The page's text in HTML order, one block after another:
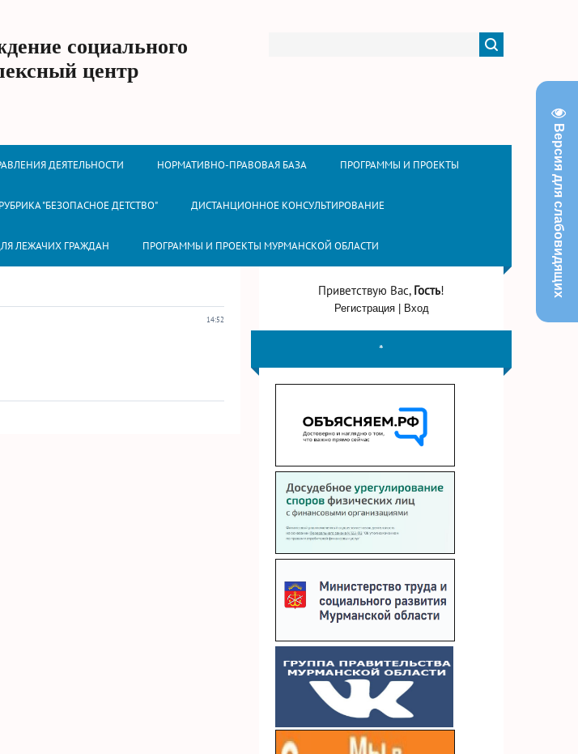
Версия для слабовидящих
социального
центр
ДЕЯТЕЛЬНОСТИ НОРМАТИВНО-ПРАВОВАЯ БАЗА ПРОГРАММЫ И ПРОЕКТЫ
РУБРИКА "БЕЗОПАСНОЕ ДЕТСТВО" ДИСТАНЦИОННОЕ КОНСУЛЬТИРОВАНИЕ
ЛЕЖАЧИХ ГРАЖДАН ПРОГРАММЫ И ПРОЕКТЫ МУРМАНСКОЙ ОБЛАСТИ
14:52
Приветствую Вас, Гость!
Регистрация| Вход
*